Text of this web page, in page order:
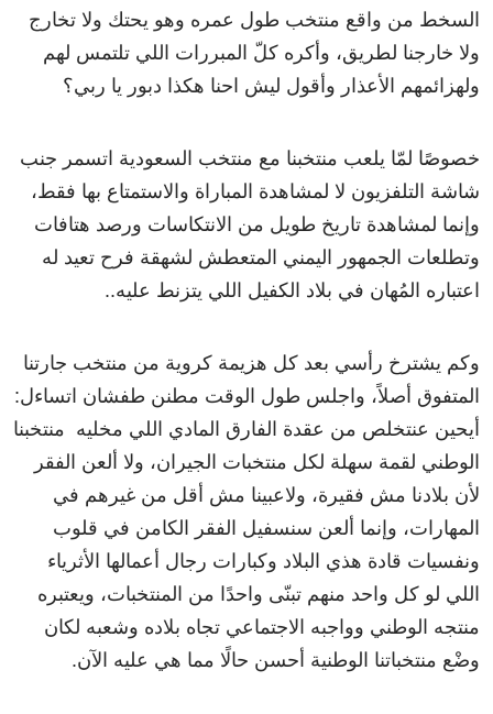
السخط من واقع منتخب طول عمره وهو يحتك ولا تخارج
ولا خارجنا لطريق، وأكره كلّ المبررات اللي تلتمس لهم
ولهزائمهم الأعذار وأقول ليش احنا هكذا دبور يا ربي؟
خصوصًا لمّا يلعب منتخبنا مع منتخب السعودية اتسمر جنب
شاشة التلفزيون لا لمشاهدة المباراة والاستمتاع بها فقط،
وإنما لمشاهدة تاريخ طويل من الانتكاسات ورصد هتافات
وتطلعات الجمهور اليمني المتعطش لشهقة فرح تعيد له
اعتباره المُهان في بلاد الكفيل اللي يتزنط عليه..
وكم يشترخ رأسي بعد كل هزيمة كروية من منتخب جارتنا
المتفوق أصلاً، واجلس طول الوقت مطنن طفشان اتساءل:
أيحين عنتخلص من عقدة الفارق المادي اللي مخليه منتخبنا
الوطني لقمة سهلة لكل منتخبات الجيران، ولا ألعن الفقر
لأن بلادنا مش فقيرة، ولاعبينا مش أقل من غيرهم في
المهارات، وإنما ألعن سنسفيل الفقر الكامن في قلوب
ونفسيات قادة هذي البلاد وكبارات رجال أعمالها الأثرياء
اللي لو كل واحد منهم تبنّى واحدًا من المنتخبات، ويعتبره
منتجه الوطني وواجبه الاجتماعي تجاه بلاده وشعبه لكان
وضْع منتخباتنا الوطنية أحسن حالًا مما هي عليه الآن.